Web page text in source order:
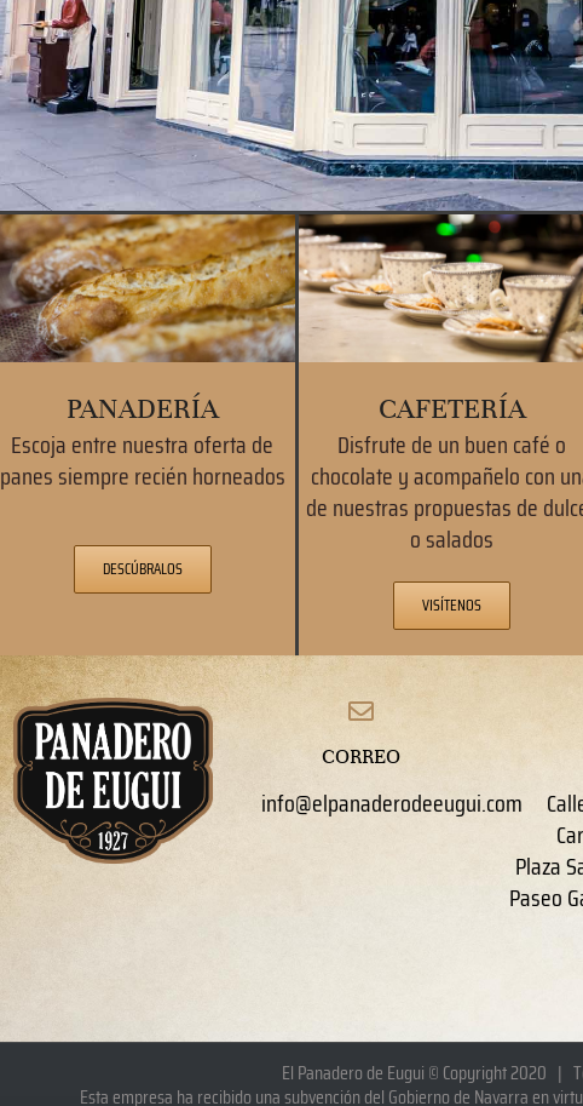
PANADERÍA
Escoja entre nuestra oferta de
panes siempre recién horneados
DESCÚBRALOS
CAFETERÍA
Disfrute de un buen café o
chocolate y acompañelo con
de nuestras propuestas de
o salados
VISÍTENOS
CORREO
info@elpanaderodeeugui.com
Plaza
Paseo
El Panadero de Eugui © Copyright 2020 |
Esta empresa ha recibido una subvención del Gobierno de Navarra en